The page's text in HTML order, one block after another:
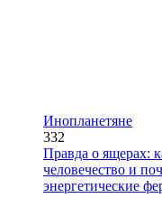
Инопланетяне
332
Правда о ящерах:
человечество и
энергетические